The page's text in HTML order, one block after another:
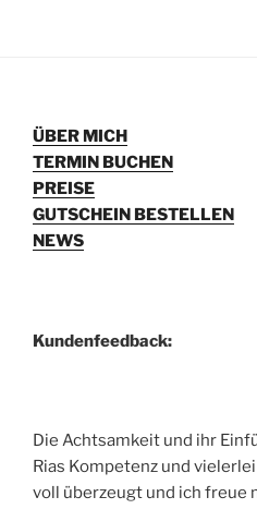
ÜBER MICH
TERMIN BUCHEN
PREISE
GUTSCHEIN BESTELLEN
NEWS
Kundenfeedback:
Die Achtsamkeit und ihr
Rias Kompetenz und
voll überzeugt und ich freue